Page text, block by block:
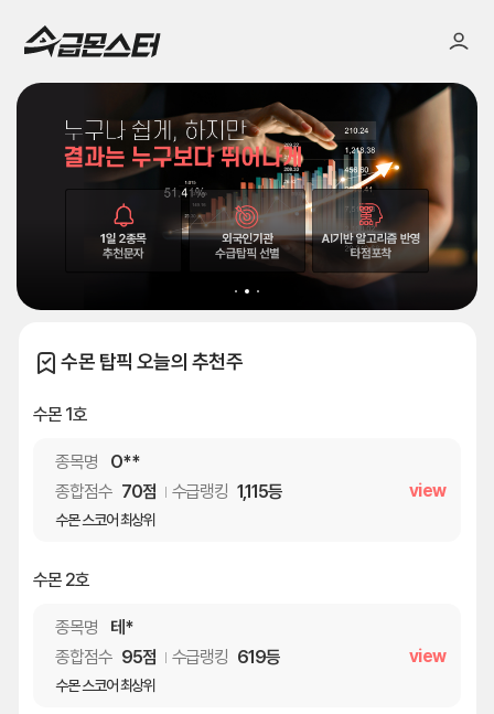
수몬 탑픽 오늘의 추천주
수몬 1호
종목명
O**
종합점수 70점 수급랭킹 1,115등
수몬 스코어 최상위
view
수몬 2호
종목명
테*
종합점수 95점 수급랭킹 619등
수몬 스코어 최상위
view